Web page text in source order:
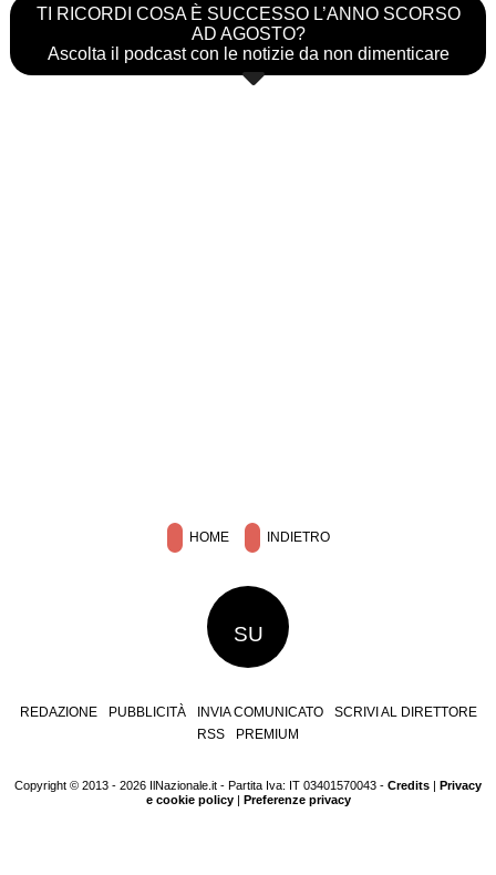
TI RICORDI COSA È SUCCESSO L’ANNO SCORSO
AD AGOSTO?
Ascolta il podcast con le notizie da non dimenticare
HOME INDIETRO
SU
REDAZIONE PUBBLICITÀ INVIA COMUNICATO
SCRIVI AL DIRETTORE
RSS
PREMIUM
Copyright © 2013 - 2026 IlNazionale.it - Partita Iva: IT 03401570043 - Credits | Privacy
e cookie policy| Preferenze privacy